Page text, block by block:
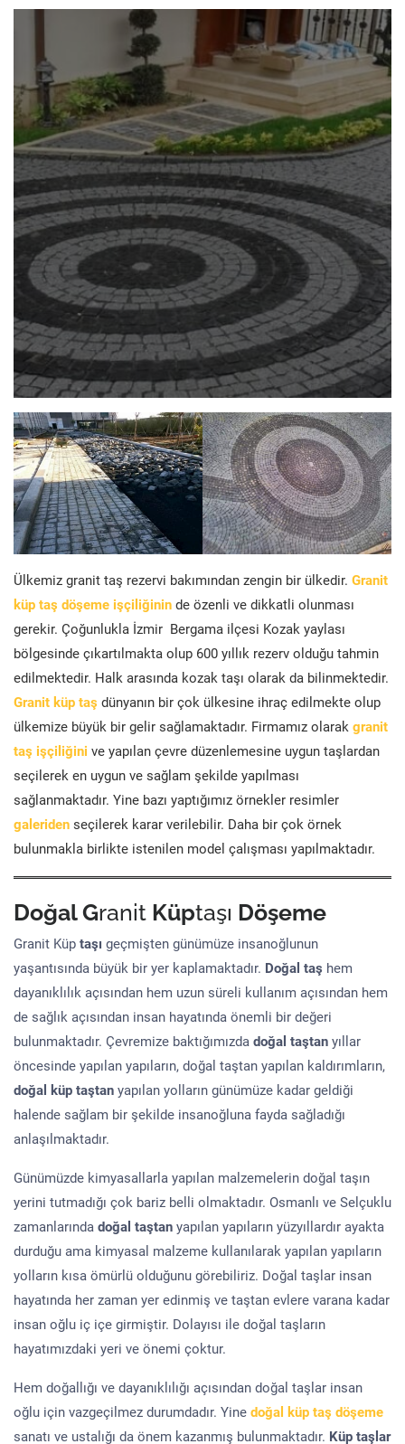
Ülkemiz granit taş rezervi bakımından zengin bir ülkedir. Granit
küp taş döşeme işçiliğinin de özenli ve dikkatli olunması
gerekir. Çoğunlukla İzmir Bergama ilçesi Kozak yaylası
bölgesinde çıkartılmakta olup 600 yıllık rezerv olduğu tahmin
edilmektedir. Halk arasında kozak taşı olarak da bilinmektedir.
Granit küp taş dünyanın bir çok ülkesine ihraç edilmekte olup
ülkemize büyük bir gelir sağlamaktadır. Firmamız olarak granit
taş işçiliğini ve yapılan çevre düzenlemesine uygun taşlardan
seçilerek en uygun ve sağlam şekilde yapılması
sağlanmaktadır. Yine bazı yaptığımız örnekler resimler
galeriden seçilerek karar verilebilir. Daha bir çok örnek
bulunmakla birlikte istenilen model çalışması yapılmaktadır.
Doğal Granit Küptaşı Döşeme
Granit Küp taşı geçmişten günümüze insanoğlunun
yaşantısında büyük bir yer kaplamaktadır. Doğal taş hem
dayanıklılık açısından hem uzun süreli kullanım açısından hem
de sağlık açısından insan hayatında önemli bir değeri
bulunmaktadır. Çevremize baktığımızda doğal taştan yıllar
öncesinde yapılan yapıların, doğal taştan yapılan kaldırımların,
doğal küp taştan yapılan yolların günümüze kadar geldiği
halende sağlam bir şekilde insanoğluna fayda sağladığı
anlaşılmaktadır.
Günümüzde kimyasallarla yapılan malzemelerin doğal taşın
yerini tutmadığı çok bariz belli olmaktadır. Osmanlı ve Selçuklu
zamanlarında doğal taştan yapılan yapıların yüzyıllardır ayakta
durduğu ama kimyasal malzeme kullanılarak yapılan yapıların
yolların kısa ömürlü olduğunu görebiliriz. Doğal taşlar insan
hayatında her zaman yer edinmiş ve taştan evlere varana kadar
insan oğlu iç içe girmiştir. Dolayısı ile doğal taşların
hayatımızdaki yeri ve önemi çoktur.
Hem doğallığı ve dayanıklılığı açısından doğal taşlar insan
oğlu için vazgeçilmez durumdadır. Yine doğal küp taş döşeme
sanatı ve ustalığı da önem kazanmış bulunmaktadır. Küp taşlar